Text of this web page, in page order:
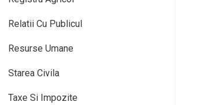
Relatii Cu Publicul
Resurse Umane
Starea Civila
Taxe Si Impozite